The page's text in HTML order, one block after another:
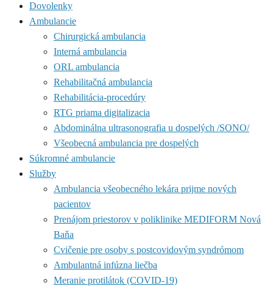
Dovolenky
Ambulancie
Chirurgická ambulancia
Interná ambulancia
ORL ambulancia
Rehabilitačná ambulancia
Rehabilitácia-procedúry
RTG priama digitalizacia
Abdominálna ultrasonografia u dospelých /SONO/
Všeobecná ambulancia pre dospelých
Súkromné ambulancie
Služby
Ambulancia všeobecného lekára prijme nových
pacientov
Prenájom priestorov v poliklinike MEDIFORM Nová
Baňa
Cvičenie pre osoby s postcovidovým syndrómom
Ambulantná infúzna liečba
Meranie protilátok (COVID-19)